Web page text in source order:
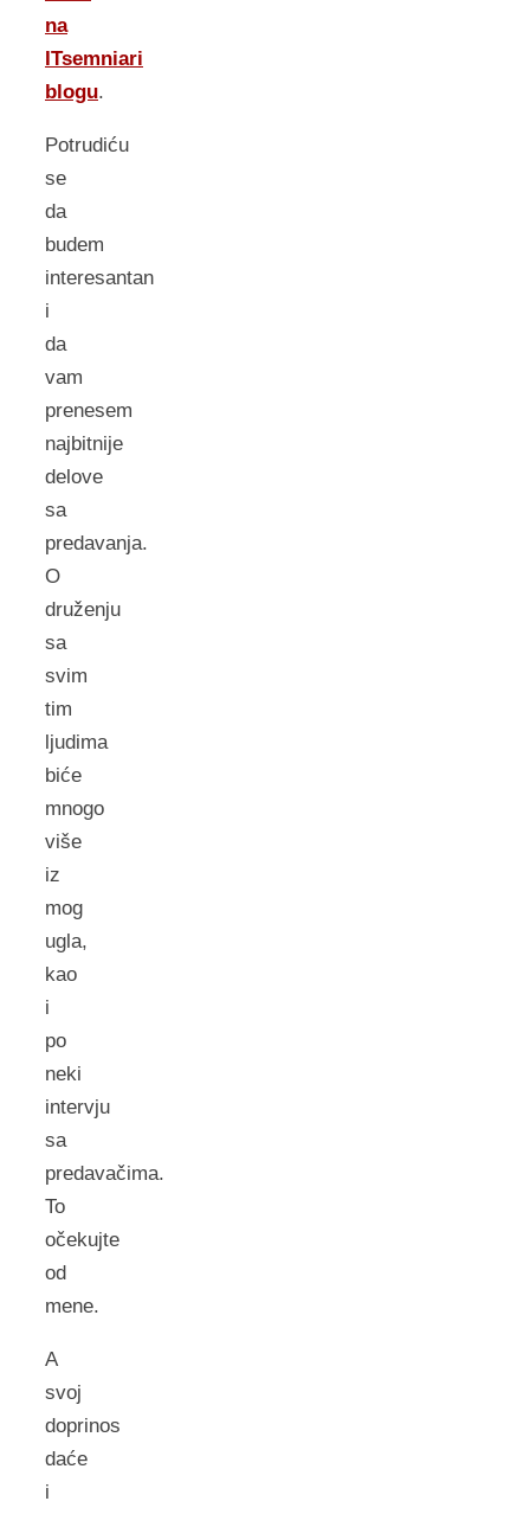
na
ITsemniari
blogu.
Potrudiću
se
da
budem
interesantan
i
da
vam
prenesem
najbitnije
delove
sa
predavanja.
O
druženju
sa
svim
tim
ljudima
biće
mnogo
više
iz
mog
ugla,
kao
i
po
neki
intervju
sa
predavačima.
To
očekujte
od
mene.
A
svoj
doprinos
daće
i